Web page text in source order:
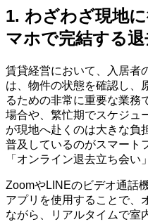
1. わざわざ現地
マホで完結する
賃貸経営において、入居者
は、物件の状態を確認し、
るための非常に重要な業務
場合や、繁忙期でスケジュ
が現地へ赴くのは大きな負
普及しているのがスマート
「オンライン退去立ち会い
ZoomやLINEのビデオ通話
アプリを使用することで、
ながら、リアルタイムで室